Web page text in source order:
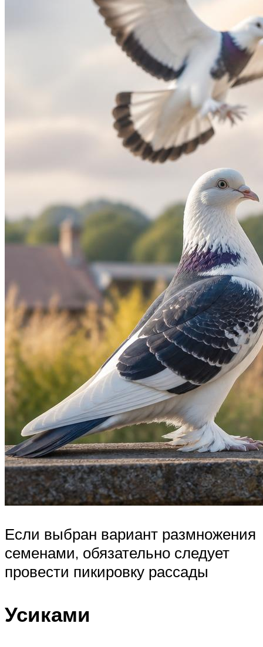
Если выбран вариант размножения
семенами, обязательно следует
провести пикировку рассады
Усиками